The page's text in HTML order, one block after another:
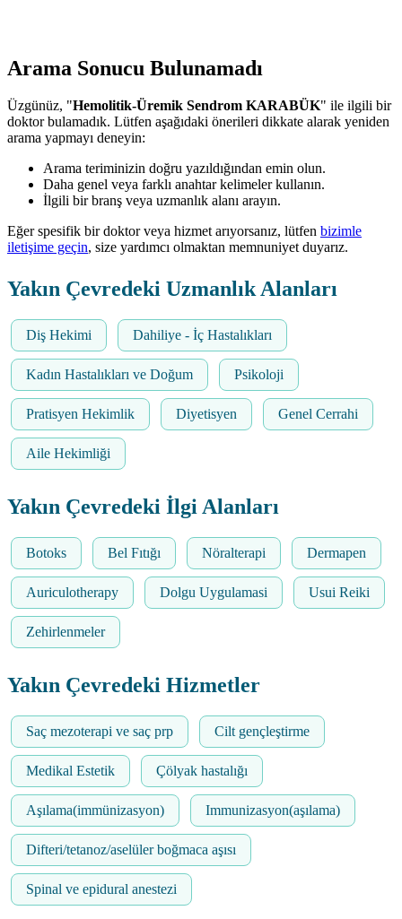
Arama Sonucu Bulunamadı
Üzgünüz, "Hemolitik-Üremik Sendrom KARABÜK" ile ilgili bir
doktor bulamadık. Lütfen aşağıdaki önerileri dikkate alarak yeniden
arama yapmayı deneyin:
Arama teriminizin doğru yazıldığından emin olun.
Daha genel veya farklı anahtar kelimeler kullanın.
İlgili bir branş veya uzmanlık alanı arayın.
Eğer spesifik bir doktor veya hizmet arıyorsanız, lütfen bizimle
iletişime geçin, size yardımcı olmaktan memnuniyet duyarız.
Yakın Çevredeki Uzmanlık Alanları
Diş Hekimi Dahiliye - İç Hastalıkları
Kadın Hastalıkları ve Doğum Psikoloji
Pratisyen Hekimlik Diyetisyen Genel Cerrahi
Aile Hekimliği
Yakın Çevredeki İlgi Alanları
Botoks Bel Fıtığı Nöralterapi Dermapen
Auriculotherapy Dolgu Uygulamasi Usui Reiki
Zehirlenmeler
Yakın Çevredeki Hizmetler
Saç mezoterapi ve saç prp Cilt gençleştirme
Medikal Estetik Çölyak hastalığı
Aşılama(immünizasyon) Immunizasyon(aşılama)
Difteri/tetanoz/aselüler boğmaca aşısı
Spinal ve epidural anestezi